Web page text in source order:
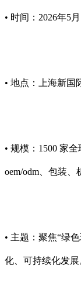
• 时间：2026年5月
• 地点：上海新国
• 规模：1500 家
oem/odm、包装、
• 主题：聚焦“绿
化、可持续化发展